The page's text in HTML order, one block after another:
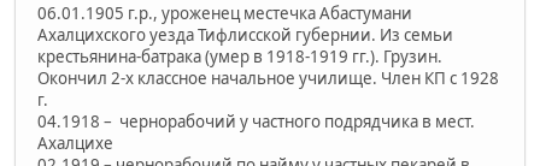
06.01.1905 г.р., уроженец местечка Абастумани
Ахалцихского уезда Тифлисской губернии. Из семьи
крестьянина-батрака (умер в 1918-1919 гг.). Грузин.
Окончил 2-х классное начальное училище. Член КП с 1928
г.
04.1918 – чернорабочий у частного подрядчика в мест.
Ахалцихе